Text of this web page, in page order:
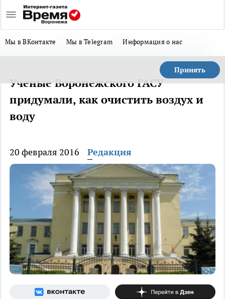
Мы в ВКонтакте Мы в Telegram Информация о нас
Принять
Ученые Воронежского ГАСУ
придумали, как очистить воздух и
воду
20 февраля 2016 Редакция